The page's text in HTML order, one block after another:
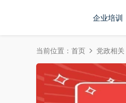
企业培训
当前位置： 首页 党政相关